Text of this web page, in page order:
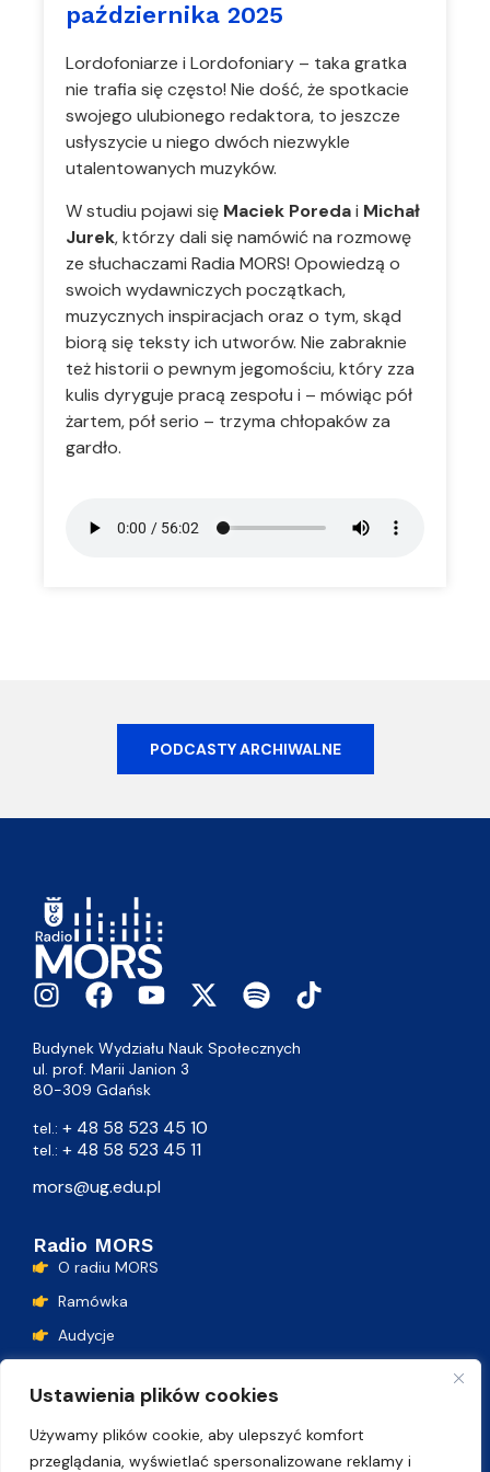
Ustawienia plików cookies
Używamy plików cookie, aby ulepszyć komfort
przeglądania, wyświetlać spersonalizowane reklamy i
października 2025
Lordofoniarze i Lordofoniary – taka gratka
nie trafia się często! Nie dość, że spotkacie
swojego ulubionego redaktora, to jeszcze
usłyszycie u niego dwóch niezwykle
utalentowanych muzyków.
W studiu pojawi się Maciek Poredai Michał
Jurek, którzy dali się namówić na rozmowę
ze słuchaczami Radia MORS! Opowiedzą o
swoich wydawniczych początkach,
muzycznych inspiracjach oraz o tym, skąd
biorą się teksty ich utworów. Nie zabraknie
też historii o pewnym jegomościu, który zza
kulis dyryguje pracą zespołu i – mówiąc pół
żartem, pół serio – trzyma chłopaków za
gardło.
PODCASTY ARCHIWALNE
Budynek Wydziału Nauk Społecznych
ul. prof. Marii Janion 3
80-309 Gdańsk
tel.: + 48 58 523 45 10
tel.: + 48 58 523 45 11
mors@ug.edu.pl
Radio MORS
O radiu MORS
Ramówka
Audycje
Lista przebojów
Kontakt